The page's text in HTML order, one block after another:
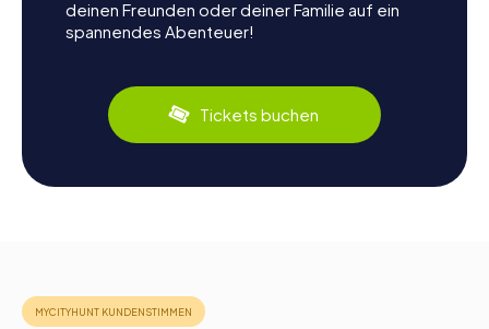
deinen Freunden oder deiner Familie auf ein
spannendes Abenteuer!
Tickets buchen